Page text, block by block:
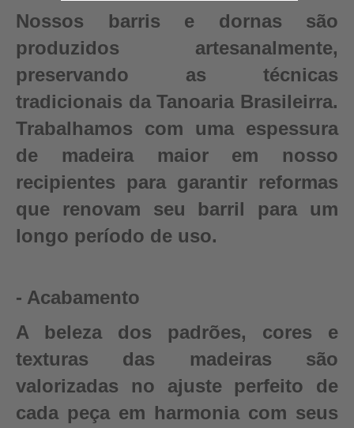
Nossos barris e dornas são
produzidos artesanalmente,
preservando as técnicas
tradicionais da Tanoaria Brasileirra.
Trabalhamos com uma espessura
de madeira maior em nosso
recipientes para garantir reformas
que renovam seu barril para um
longo período de uso.
- Acabamento
A beleza dos padrões, cores e
texturas das madeiras são
valorizadas no ajuste perfeito de
cada peça em harmonia com seus